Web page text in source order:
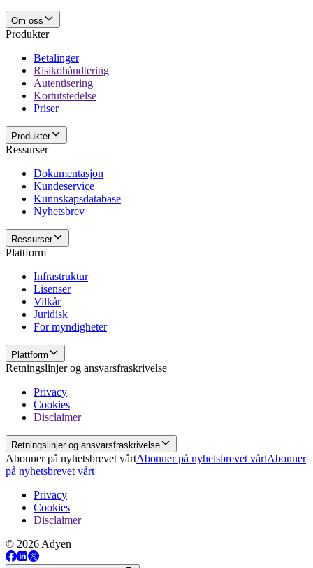
Om oss
Produkter
Betalinger
Risikohåndtering
Autentisering
Kortutstedelse
Priser
Produkter
Ressurser
Dokumentasjon
Kundeservice
Kunnskapsdatabase
Nyhetsbrev
Ressurser
Plattform
Infrastruktur
Lisenser
Vilkår
Juridisk
For myndigheter
Plattform
Retningslinjer og ansvarsfraskrivelse
Privacy
Cookies
Disclaimer
Retningslinjer og ansvarsfraskrivelse
Abonner på nyhetsbrevet vårtAbonner på nyhetsbrevet vårtAbonner
på nyhetsbrevet vårt
Privacy
Cookies
Disclaimer
© 2026 Adyen